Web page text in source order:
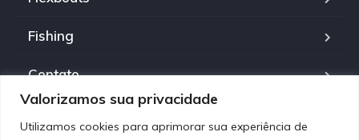
Valorizamos sua privacidade
Utilizamos cookies para aprimorar sua experiência de
Fishing
Contato
Política de Privacidade